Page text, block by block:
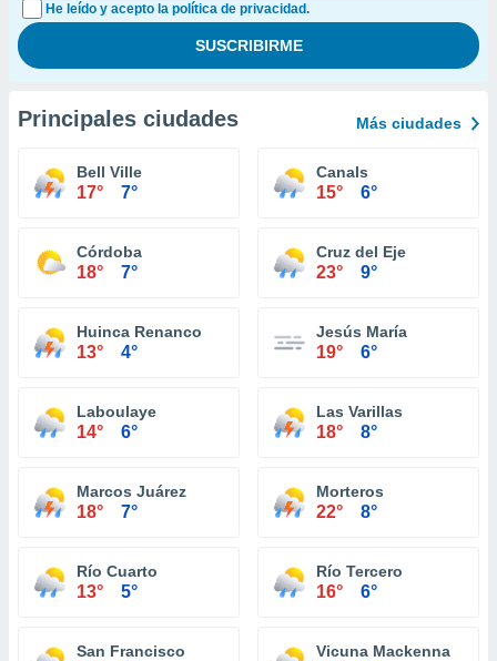
He leído y acepto la política de privacidad.
Principales ciudades Más ciudades
Bell Ville
17° 7°
Canals
15° 6°
Córdoba
18° 7°
Cruz del Eje
23° 9°
Huinca Renanco
13° 4°
Jesús María
19° 6°
Laboulaye
14° 6°
Las Varillas
18° 8°
Marcos Juárez
18° 7°
Morteros
22° 8°
Río Cuarto
13° 5°
Río Tercero
16° 6°
San Francisco Vicuna Mackenna